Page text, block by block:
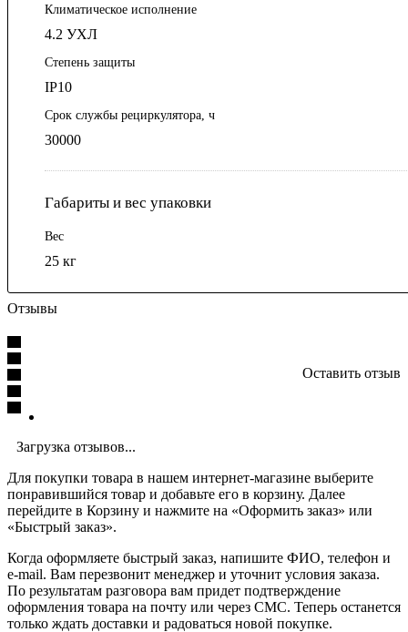
Климатическое исполнение
4.2 УХЛ
Степень защиты
IP10
Срок службы рециркулятора, ч
30000
Габариты и вес упаковки
Вес
25 кг
Отзывы
Оставить отзыв
Загрузка отзывов...
Для покупки товара в нашем интернет-магазине выберите
понравившийся товар и добавьте его в корзину. Далее
перейдите в Корзину и нажмите на «Оформить заказ» или
«Быстрый заказ».
Когда оформляете быстрый заказ, напишите ФИО, телефон и
e-mail. Вам перезвонит менеджер и уточнит условия заказа.
По результатам разговора вам придет подтверждение
оформления товара на почту или через СМС. Теперь останется
только ждать доставки и радоваться новой покупке.